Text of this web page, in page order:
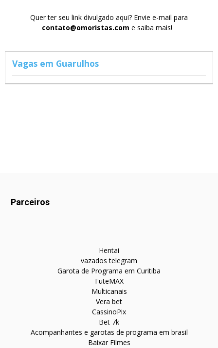
Quer ter seu link divulgado aqui? Envie e-mail para
contato@omoristas.com e saiba mais!
Vagas em Guarulhos
Parceiros
Hentai
vazados telegram
Garota de Programa em Curitiba
FuteMAX
Multicanais
Vera bet
CassinoPix
Bet 7k
Acompanhantes e garotas de programa em brasil
Baixar Filmes